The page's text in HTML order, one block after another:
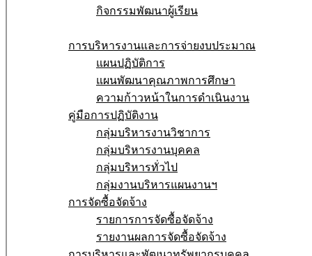
กิจกรรมพัฒนาผู้เรียน
การบริหารงานและการจ่ายงบประมาณ
แผนปฏิบัติการ
แผนพัฒนาคุณภาพการศึกษา
ความก้าวหน้าในการดำเนินงาน
คู่มือการปฏิบัติงาน
กลุ่มบริหารงานวิชาการ
กลุ่มบริหารงานบุคคล
กลุ่มบริหารทั่วไป
กลุ่มงานบริหารแผนงานฯ
การจัดซื้อจัดจ้าง
รายการการจัดซื้อจัดจ้าง
รายงานผลการจัดซื้อจัดจ้าง